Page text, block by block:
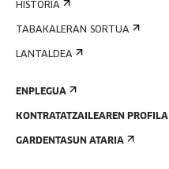
HISTORIA
TABAKALERAN SORTUA
LANTALDEA
ENPLEGUA
KONTRATATZAILEAREN PROFILA
GARDENTASUN ATARIA